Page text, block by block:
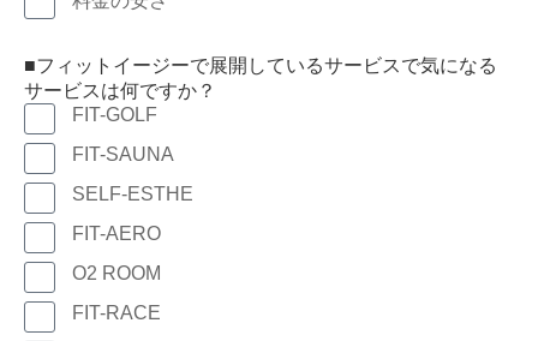
■フィットイージーで展開しているサービスで気になる
サービスは何ですか？
FIT-GOLF
FIT-SAUNA
SELF-ESTHE
FIT-AERO
O2 ROOM
FIT-RACE